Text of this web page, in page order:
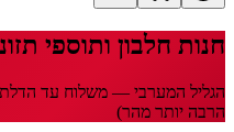
חנות חלבון ותוספי
הגליל המערבי — משלוח עד
הרבה יותר מהר)